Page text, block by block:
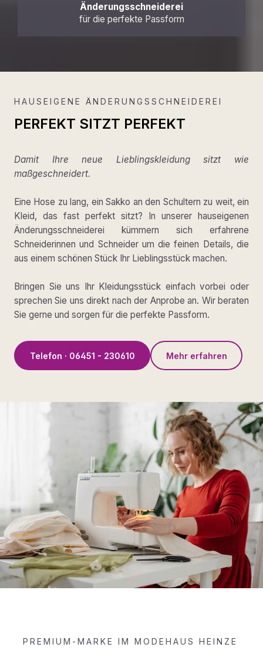
Änderungsschneiderei
für die perfekte Passform
HAUSEIGENE ÄNDERUNGSSCHNEIDEREI
PERFEKT SITZT PERFEKT
Damit Ihre neue Lieblingskleidung sitzt wie
maßgeschneidert.
Eine Hose zu lang, ein Sakko an den Schultern zu weit, ein
Kleid, das fast perfekt sitzt? In unserer hauseigenen
Änderungsschneiderei kümmern sich erfahrene
Schneiderinnen und Schneider um die feinen Details, die
aus einem schönen Stück Ihr Lieblingsstück machen.
Bringen Sie uns Ihr Kleidungsstück einfach vorbei oder
sprechen Sie uns direkt nach der Anprobe an. Wir beraten
Sie gerne und sorgen für die perfekte Passform.
Telefon · 06451 - 230610 Mehr erfahren
PREMIUM-MARKE IM MODEHAUS HEINZE